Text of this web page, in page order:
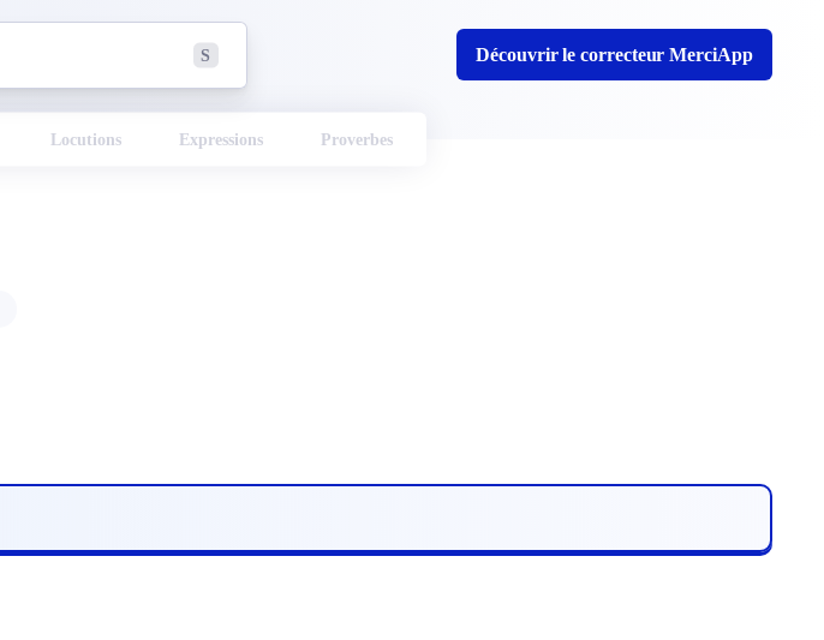
S Découvrir le correcteur MerciApp
Locutions Expressions Proverbes